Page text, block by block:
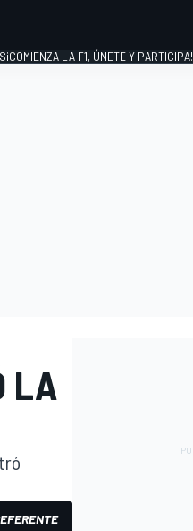
¡COMIENZA LA F1, ÚNETE Y PARTICIPA!
LA